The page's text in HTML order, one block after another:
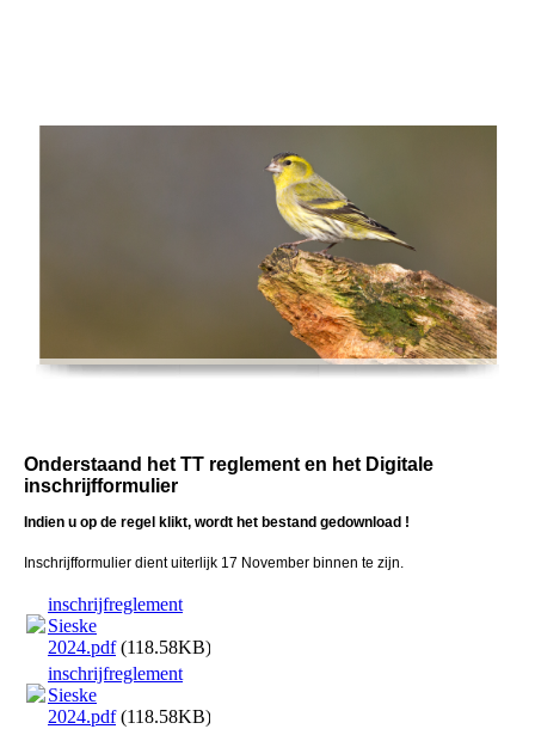
Onderstaand het TT reglement en het Digitale
inschrijfformulier
Indien u op de regel klikt, wordt het bestand gedownload !
Inschrijfformulier dient uiterlijk 17 November binnen te zijn.
inschrijfreglement
Sieske
2024.pdf(118.58KB)
inschrijfreglement
Sieske
2024.pdf(118.58KB)